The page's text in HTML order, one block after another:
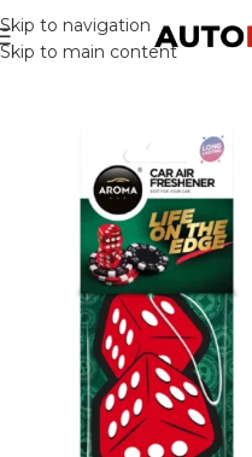
Skip to navigation
Skip to main content